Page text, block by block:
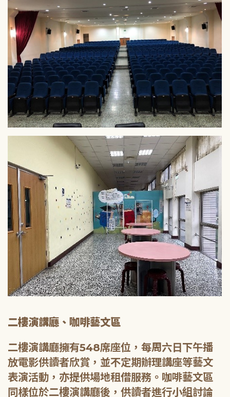
二樓演講廳、咖啡藝文區
二樓演講廳擁有548席座位，每周六日下午播
放電影供讀者欣賞，並不定期辦理講座等藝文
表演活動，亦提供場地租借服務。咖啡藝文區
同樣位於二樓演講廳後，供讀者進行小組討論